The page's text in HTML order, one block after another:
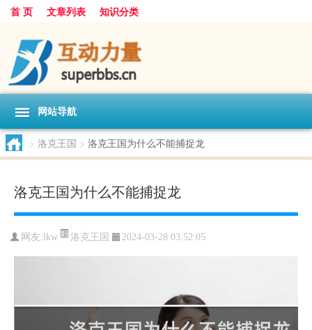
首 页 文章列表 知识分类
网站导航
> 洛克王国 > 洛克王国为什么不能捕捉龙
洛克王国为什么不能捕捉龙
网友: lkw 洛克王国 2024-03-28 03:52:05